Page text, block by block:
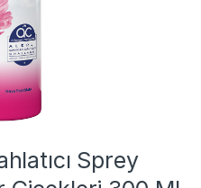
Sprey